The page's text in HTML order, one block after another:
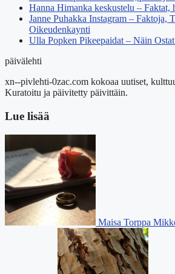
Hanna Himanka keskustelu – Faktat,
Janne Puhakka Instagram – Faktoja,
Oikeudenkaynti
Ulla Popken Pikeepaidat – Näin
päivälehti
xn--pivlehti-0zac.com kokoaa uutiset,
Kuratoitu ja päivitetty päivittäin.
Lue lisää
Maisa Torppa